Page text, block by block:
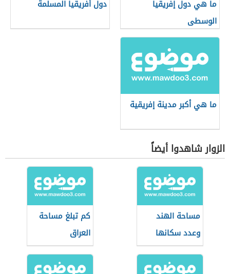
ما هي دول إفريقيا
الوسطى
دول أفريقيا المسلمة
ما هي أكبر مدينة إفريقية
الزوار شاهدوا أيضاً
مساحة الهند
وعدد سكانها
كم تبلغ مساحة
العراق